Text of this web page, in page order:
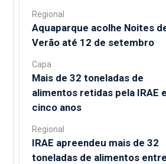
Regional
Aquaparque acolhe Noites
Verão até 12 de setembro
Capa
Mais de 32 toneladas de
alimentos retidas pela IRAE
cinco anos
Regional
IRAE apreendeu mais de 32
toneladas de alimentos